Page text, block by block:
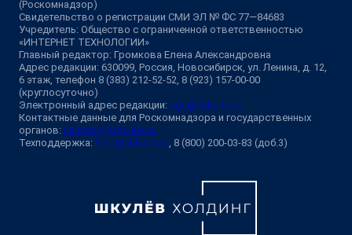
(Роскомнадзор)
Свидетельство о регистрации СМИ ЭЛ № ФС 77—84683
Учредитель: Общество с ограниченной ответственностью
«ИНТЕРНЕТ ТЕХНОЛОГИИ»
Главный редактор: Громкова Елена Александровна
Адрес редакции: 630099, Россия, Новосибирск, ул. Ленина, д. 12,
6 этаж, телефон 8 (383) 212-52-52, 8 (923) 157-00-00
(круглосуточно)
Электронный адрес редакции: ngs@shkulev.ru
Контактные данные для Роскомнадзора и государственных
органов: juristnsk@shkulev.ru
Техподдержка: help@shkulev.ru, 8 (800) 200-03-83 (доб.3)